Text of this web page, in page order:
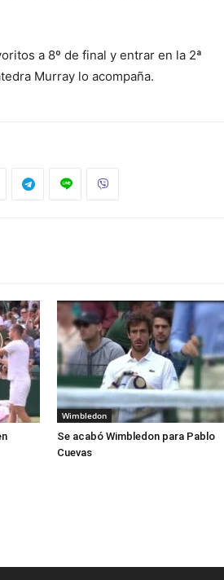
a 8º de final y entrar en la 2ª
Murray lo acompaña.
Wimbledon
Se acabó Wimbledon para Pablo
Cuevas